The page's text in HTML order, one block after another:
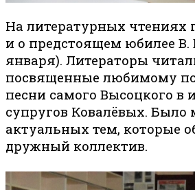
На литературных чтениях
и о предстоящем юбилее В.
января). Литераторы
посвященные любимому
песни самого Высоцкого в
супругов Ковалёвых. Было
актуальных тем, которые
дружный коллектив.